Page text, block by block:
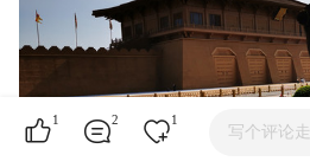
1 2 1
写个评论